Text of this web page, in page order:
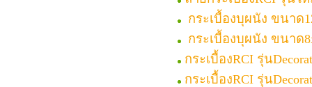
กระเบื้องบุผนัง ขนาด
กระเบื้องบุผนัง ขนาด
กระเบื้องRCI รุ่น
กระเบื้องRCI รุ่น